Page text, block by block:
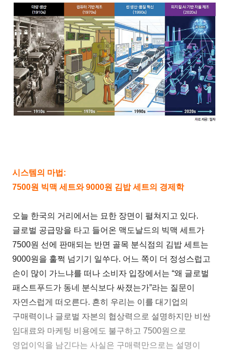
시스템의 마법:
7500원 빅맥 세트와 9000원 김밥 세트의 경제학
오늘 한국의 거리에서는 묘한 장면이 펼쳐지고 있다.
글로벌 공급망을 타고 들어온 맥도날드의 빅맥 세트가
7500원 선에 판매되는 반면 골목 분식점의 김밥 세트는
9000원을 훌쩍 넘기기 일쑤다. 어느 쪽이 더 정성스럽고
손이 많이 가느냐를 떠나 소비자 입장에서는 “왜 글로벌
패스트푸드가 동네 분식보다 싸졌는가”라는 질문이
자연스럽게 떠오른다. 흔히 우리는 이를 대기업의
구매력이나 글로벌 자본의 협상력으로 설명하지만 비싼
임대료와 마케팅 비용에도 불구하고 7500원으로
영업이익을 남긴다는 사실은 구매력만으로는 설명이